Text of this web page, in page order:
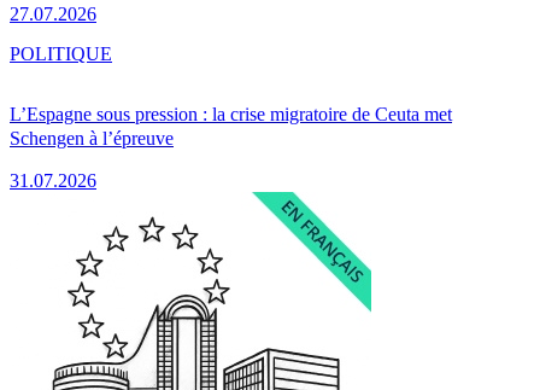
27.07.2026
L’Espagne sous pression : la crise migratoire de Ceuta met
Schengen à l’épreuve
31.07.2026
POLITIQUE